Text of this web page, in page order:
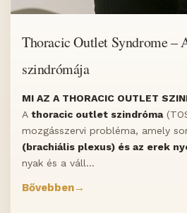
Thoracic Outlet Syndrome –
szindrómája
MI AZ A THORACIC OUTLET
A thoracic outlet szindróma
mozgásszervi probléma, amely
(brachiális plexus) és az erek
nyak és a váll...
Bővebben